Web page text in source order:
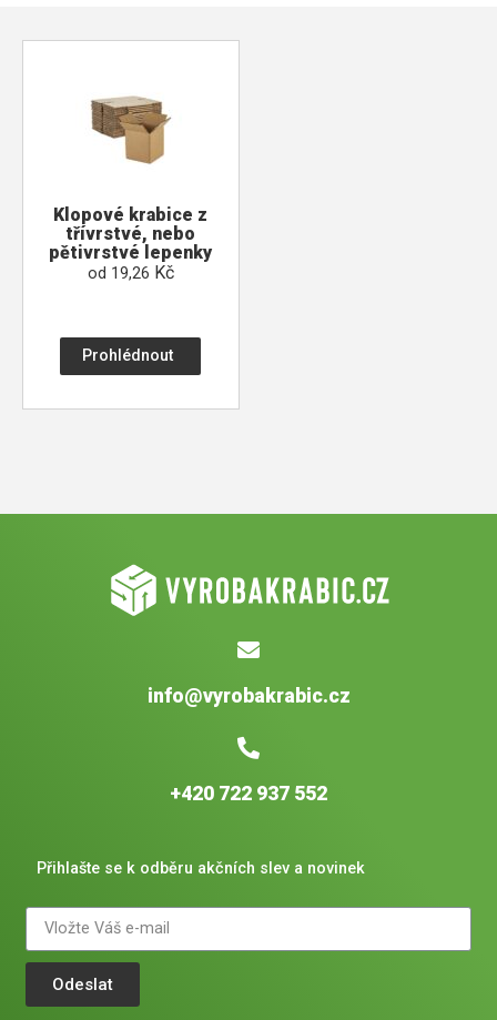
Klopové krabice z
třívrstvé, nebo
pětivrstvé lepenky
od 19,26 Kč
Prohlédnout
info@vyrobakrabic.cz
+420 722 937 552
Přihlašte se k odběru akčních slev a novinek
Odeslat